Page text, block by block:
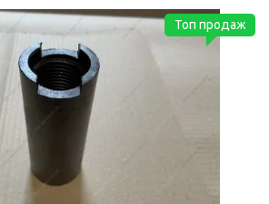
Топ продаж